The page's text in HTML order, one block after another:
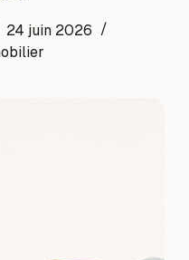
24 juin 2026